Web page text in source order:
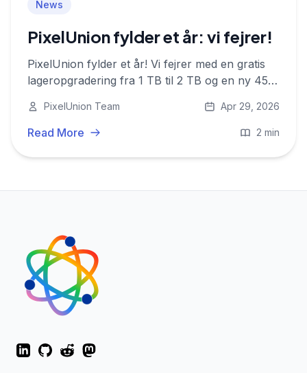
News
PixelUnion fylder et år: vi fejrer!
PixelUnion fylder et år! Vi fejrer med en gratis
lageropgradering fra 1 TB til 2 TB og en ny 450
PixelUnion Team Apr 29, 2026
Read More 2 min
LinkedInGitHubRedditMastodon